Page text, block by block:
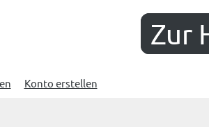
Zur
Konto erstellen